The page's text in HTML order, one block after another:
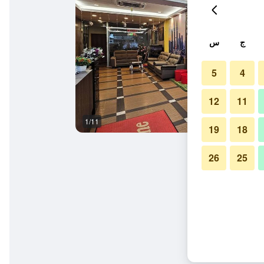
1/11
ج س
4
5
11
12
18
19
25
26